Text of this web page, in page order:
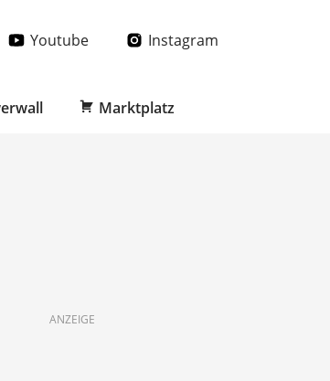
Youtube Instagram
Marktplatz
ANZEIGE